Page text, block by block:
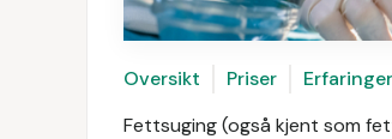
Oversikt Priser Erfaringer
Fettsuging (også kjent som